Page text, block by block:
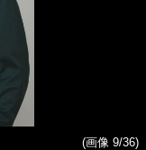
(画像 9/36)